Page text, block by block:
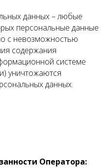
данных – любые
персональные данные
с невозможностью
содержания
системе
уничтожаются
данных.
Оператора: